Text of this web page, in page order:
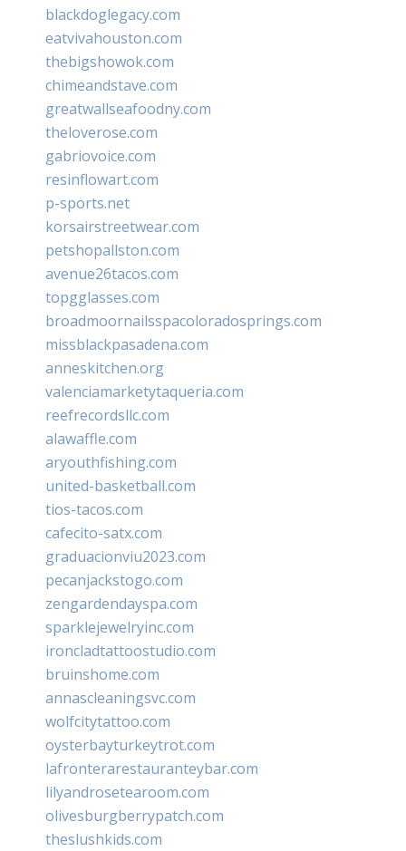
blackdoglegacy.com
eatvivahouston.com
thebigshowok.com
chimeandstave.com
greatwallseafoodny.com
theloverose.com
gabriovoice.com
resinflowart.com
p-sports.net
korsairstreetwear.com
petshopallston.com
avenue26tacos.com
topgglasses.com
broadmoornailsspacoloradosprings.com
missblackpasadena.com
anneskitchen.org
valenciamarketytaqueria.com
reefrecordsllc.com
alawaffle.com
aryouthfishing.com
united-basketball.com
tios-tacos.com
cafecito-satx.com
graduacionviu2023.com
pecanjackstogo.com
zengardendayspa.com
sparklejewelryinc.com
ironcladtattoostudio.com
bruinshome.com
annascleaningsvc.com
wolfcitytattoo.com
oysterbayturkeytrot.com
lafronterarestauranteybar.com
lilyandrosetearoom.com
olivesburgberrypatch.com
theslushkids.com